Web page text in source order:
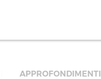
APPROFONDIMENTI